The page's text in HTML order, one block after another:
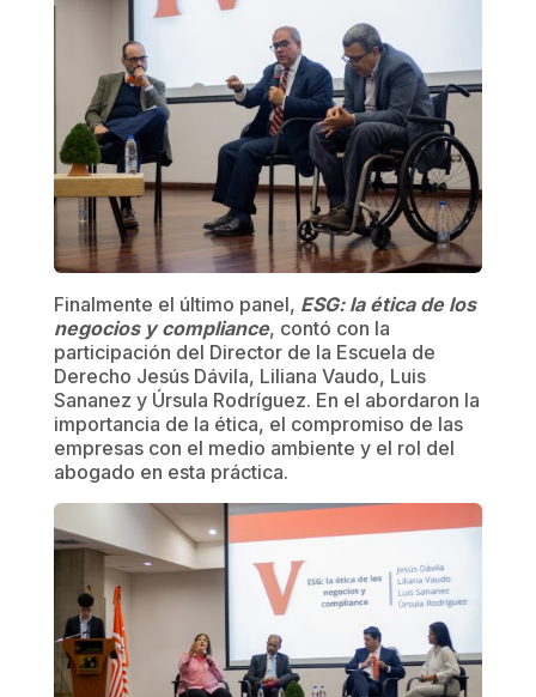
Finalmente el último panel, ESG: la ética de los
negocios y compliance, contó con la
participación del Director de la Escuela de
Derecho Jesús Dávila, Liliana Vaudo, Luis
Sananez y Úrsula Rodríguez. En el abordaron la
importancia de la ética, el compromiso de las
empresas con el medio ambiente y el rol del
abogado en esta práctica.